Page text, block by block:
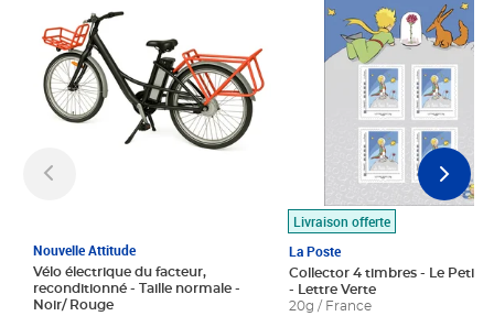
Nouvelle Attitude
Vélo électrique du facteur,
reconditionné - Taille normale -
Noir/ Rouge
Livraison offerte
La Poste
Collector 4 timbres - Le Petit
- Lettre Verte
20g / France